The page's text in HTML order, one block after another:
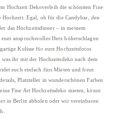
Hochzeit Dekoverleih die schönsten Fine
Hochzeit. Egal, ob für die Candybar, den
das Hochzeitsdinner – in meinem
anspruchsvolles Herz höherschlagen
Kulisse für eure Hochzeitsfotos
ihr mit der Hochzeitsdeko nach dem
euch einfach fürs Mieten und freut
Platzteller in wunderschönen Farben
Fine Art Hochzeitsdeko mieten, könnt
in Berlin abholen oder wir vereinbaren